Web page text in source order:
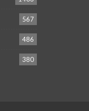
567
486
380